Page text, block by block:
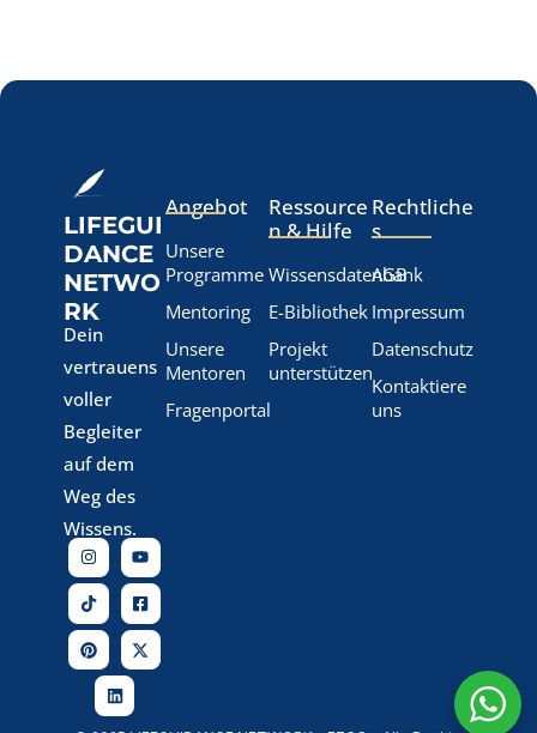
LIFEGUI
DANCE
NETWO
RK
Dein
vertrauens
voller
Begleiter
auf dem
Weg des
Wissens.
Angebot
Unsere
Programme
Mentoring
Unsere
Mentoren
Fragenportal
Ressource
n & Hilfe
Wissensdatenbank
E-Bibliothek
Projekt
unterstützen
Rechtliche
s
AGB
Impressum
Datenschutz
Kontaktiere
uns